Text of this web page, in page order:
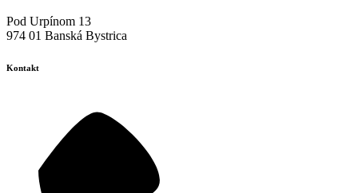
Pod Urpínom 13
974 01 Banská Bystrica
Kontakt